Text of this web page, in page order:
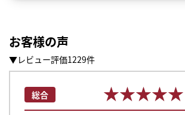
お客様の声
▼レビュー評価1229件
総合 ★★★★★
★★★★★